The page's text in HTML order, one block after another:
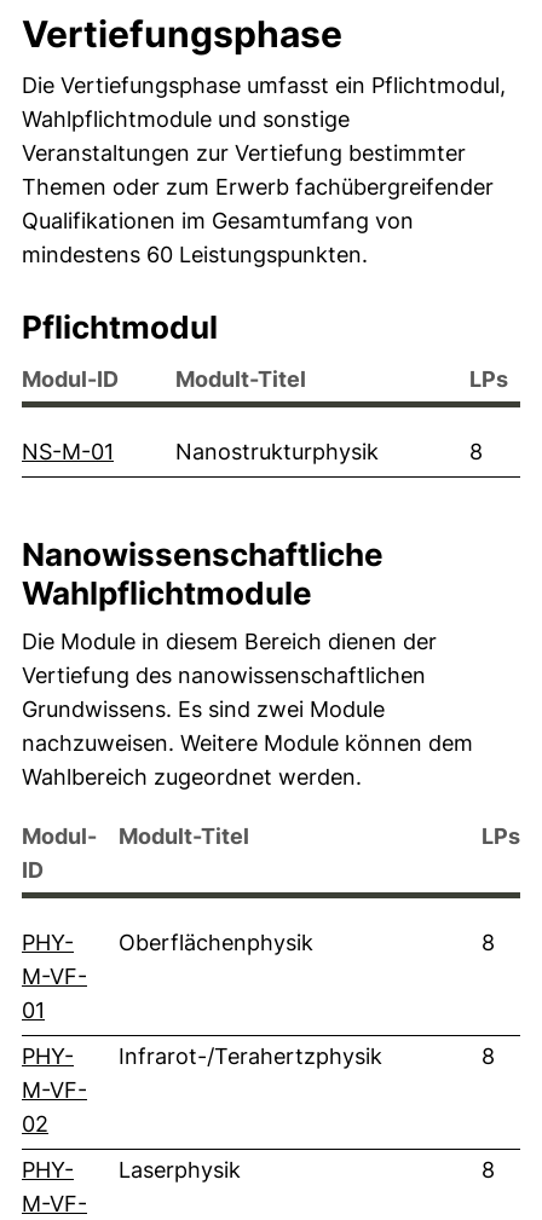
Vertiefungsphase
Die Vertiefungsphase umfasst ein Pflichtmodul,
Wahlpflichtmodule und sonstige
Veranstaltungen zur Vertiefung bestimmter
Themen oder zum Erwerb fachübergreifender
Qualifikationen im Gesamtumfang von
mindestens 60 Leistungspunkten.
Pflichtmodul
Modul-ID Modult-Titel LPs
NS-M-01 (externer Link, öffnet neues Fenster)
Nanostrukturphysik 8
Nanowissenschaftliche
Wahlpflichtmodule
Die Module in diesem Bereich dienen der
Vertiefung des nanowissenschaftlichen
Grundwissens. Es sind zwei Module
nachzuweisen. Weitere Module können dem
Wahlbereich zugeordnet werden.
Modul-
ID
Modult-Titel LPs
PHY-
M-VF-
01
Oberflächenphysik 8
PHY-
M-VF-
02
Infrarot-/Terahertzphysik 8
PHY-
M-VF-
Laserphysik 8